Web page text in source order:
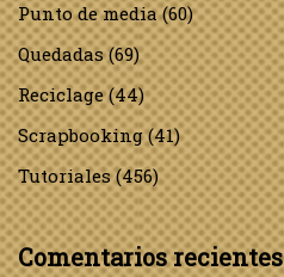
Punto de media(60)
Quedadas(69)
Reciclage(44)
Scrapbooking(41)
Tutoriales(456)
Comentarios recientes